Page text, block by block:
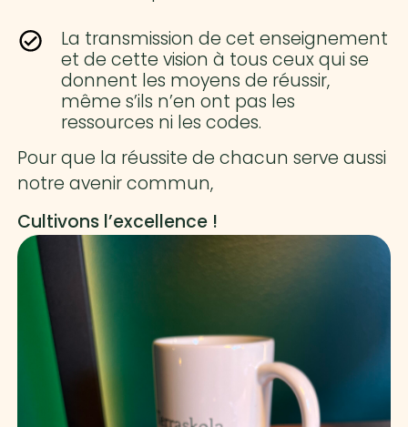
La transmission de cet enseignement
et de cette vision à tous ceux qui se
donnent les moyens de réussir,
même s’ils n’en ont pas les
ressources ni les codes.
Pour que la réussite de chacun serve aussi
notre avenir commun,
Cultivons l’excellence !